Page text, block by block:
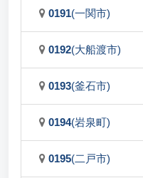
0191(一関市)
0192(大船渡市)
0193(釜石市)
0194(岩泉町)
0195(二戸市)